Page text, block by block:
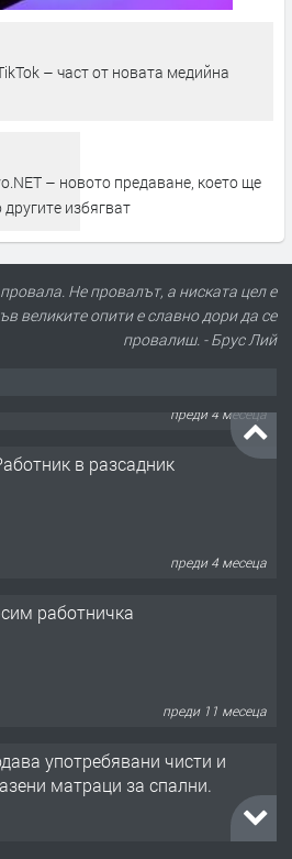
– част от новата медийна
– новото предаване, което ще
избягват
Не провалът, а ниската цел е
великите опити е славно дори да се
провалиш. - Брус Лий
употребявани чисти и
матраци за спални.
преди 1 година